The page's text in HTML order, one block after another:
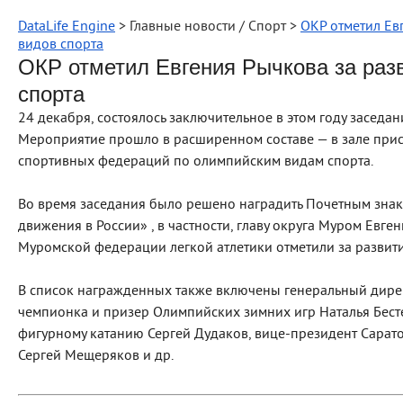
DataLife Engine > Главные новости / Cпорт > ОКР отметил
видов спорта
ОКР отметил Евгения Рычкова за
спорта
24 декабря, состоялось заключительное в этом году
Мероприятие прошло в расширенном составе — в зале
спортивных федераций по олимпийским видам спорта.
Во время заседания было решено наградить Почетным
движения в России» , в частности, главу округа Муром
Муромской федерации легкой атлетики отметили за
В список награжденных также включены генеральный
чемпионка и призер Олимпийских зимних игр Наталья
фигурному катанию Сергей Дудаков, вице-президент
Сергей Мещеряков и др.